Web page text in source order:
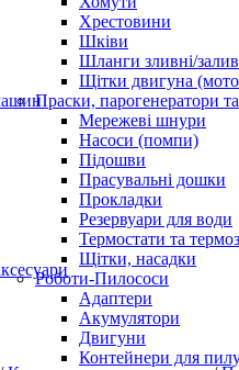
Хрестовини
Шківи
Шланги зливні/
Щітки двигуна
Праски, парогенератори
Мережеві шнури
Насоси (помпи)
Підошви
Прасувальні дошки
Прокладки
Резервуари для води
Термостати та
Щітки, насадки
Роботи-Пилососи
Адаптери
Акумулятори
Двигуни
Контейнери для